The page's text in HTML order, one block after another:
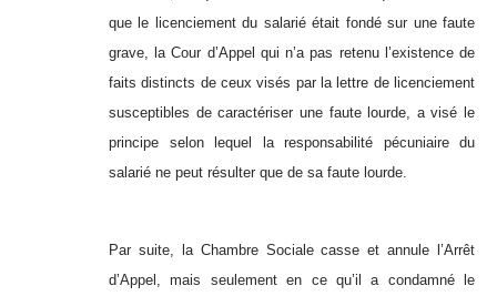
que le licenciement du salarié était fondé sur une faute
grave, la Cour d’Appel qui n’a pas retenu l’existence de
faits distincts de ceux visés par la lettre de licenciement
susceptibles de caractériser une faute lourde, a visé le
principe selon lequel la responsabilité pécuniaire du
salarié ne peut résulter que de sa faute lourde.
Par suite, la Chambre Sociale casse et annule l’Arrêt
d’Appel, mais seulement en ce qu’il a condamné le